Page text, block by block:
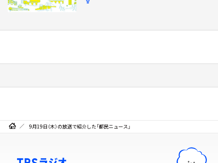
9月19日（木）の放送で紹介した「都民ニュース」